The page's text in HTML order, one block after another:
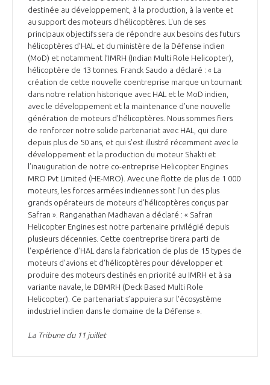
destinée au développement, à la production, à la vente et
au support des moteurs d'hélicoptères. L'un de ses
principaux objectifs sera de répondre aux besoins des futurs
hélicoptères d’HAL et du ministère de la Défense indien
(MoD) et notamment l’IMRH (Indian Multi Role Helicopter),
hélicoptère de 13 tonnes. Franck Saudo a déclaré : « La
création de cette nouvelle coentreprise marque un tournant
dans notre relation historique avec HAL et le MoD indien,
avec le développement et la maintenance d’une nouvelle
génération de moteurs d'hélicoptères. Nous sommes fiers
de renforcer notre solide partenariat avec HAL, qui dure
depuis plus de 50 ans, et qui s’est illustré récemment avec le
développement et la production du moteur Shakti et
l’inauguration de notre co-entreprise Helicopter Engines
MRO Pvt Limited (HE-MRO). Avec une flotte de plus de 1 000
moteurs, les forces armées indiennes sont l'un des plus
grands opérateurs de moteurs d'hélicoptères conçus par
Safran ». Ranganathan Madhavan a déclaré : « Safran
Helicopter Engines est notre partenaire privilégié depuis
plusieurs décennies. Cette coentreprise tirera parti de
l'expérience d’HAL dans la fabrication de plus de 15 types de
moteurs d'avions et d'hélicoptères pour développer et
produire des moteurs destinés en priorité au IMRH et à sa
variante navale, le DBMRH (Deck Based Multi Role
Helicopter). Ce partenariat s’appuiera sur l'écosystème
industriel indien dans le domaine de la Défense ».
La Tribune du 11 juillet